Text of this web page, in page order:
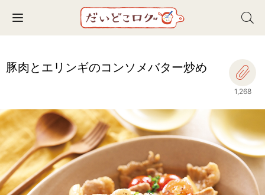
Toggle navigation
豚肉とエリンギのコンソメバター炒め
1,268